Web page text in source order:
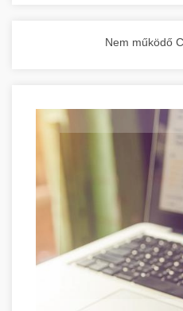
Nem működő